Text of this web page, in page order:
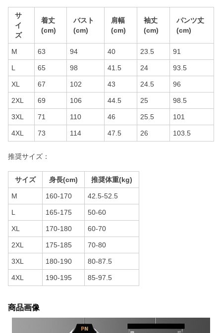
サ
イ
ズ
着丈
(cm)
バスト
(cm)
肩幅
(cm)
袖丈
(cm)
パンツ丈
(cm)
M 63 94 40 23.5 91
L 65 98 41.5 24 93.5
XL 67 102 43 24.5 96
2XL 69 106 44.5 25 98.5
3XL 71 110 46 25.5 101
4XL 73 114 47.5 26 103.5
推奨サイズ：
サイズ 身長(cm) 推奨体重(kg)
M 160-170 42.5-52.5
L 165-175 50-60
XL 170-180 60-70
2XL 175-185 70-80
3XL 180-190 80-87.5
4XL 190-195 85-97.5
商品画像